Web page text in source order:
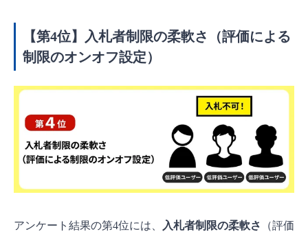
【第4位】入札者制限の柔軟さ（評価による
制限のオンオフ設定）
アンケート結果の第4位には、 入札者制限の柔軟さ
（評価